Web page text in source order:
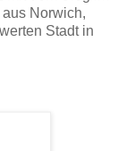
Norwich,
Stadt in